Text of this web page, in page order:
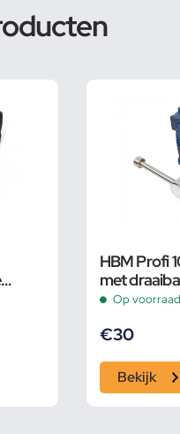
HBM Profi
met
Op voorraad
€30
Bekijk